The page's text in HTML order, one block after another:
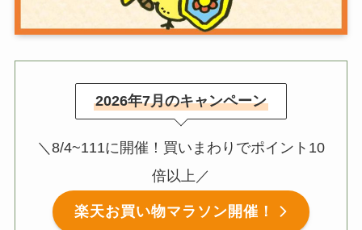
2026年7月のキャンペーン
＼8/4~111に開催！買いまわりでポイント10
倍以上／
楽天お買い物マラソン開催！